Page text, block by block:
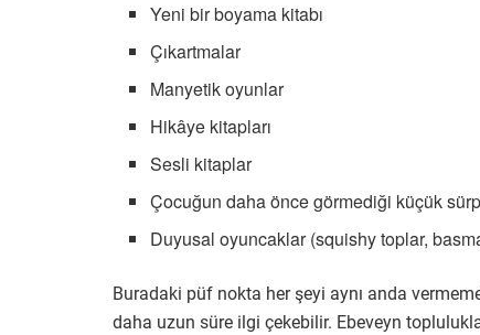
Yeni bir boyama kitabı
Çıkartmalar
Manyetik oyunlar
Hikâye kitapları
Sesli kitaplar
Çocuğun daha önce görmediği küçük
Duyusal oyuncaklar (squishy toplar,
Buradaki püf nokta her şeyi aynı anda
daha uzun süre ilgi çekebilir. Ebeveyn